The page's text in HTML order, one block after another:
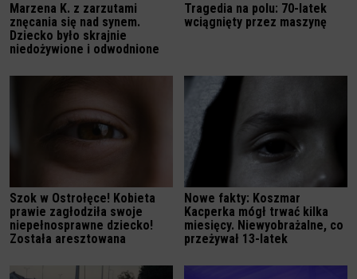
Marzena K. z zarzutami
znęcania się nad synem.
Dziecko było skrajnie
niedożywione i odwodnione
Tragedia na polu: 70-latek
wciągnięty przez maszynę
Szok w Ostrołęce! Kobieta
prawie zagłodziła swoje
niepełnosprawne dziecko!
Została aresztowana
Nowe fakty: Koszmar
Kacperka mógł trwać kilka
miesięcy. Niewyobrażalne, co
przeżywał 13-latek